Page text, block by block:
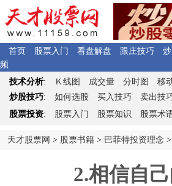
首页 股票入门 看盘解盘 跟庄技巧
频
技术分析: Ｋ 线图 成交量 分时图 移
炒股技巧: 如何选股 买入技巧 卖出技
股票投资: 股票入门 股票知识 股票术
天才股票网 > 股票书籍 > 巴菲特投资理念 >
2.相信自